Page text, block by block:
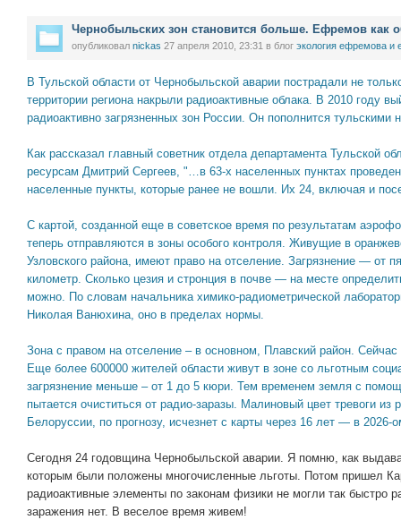
Чернобыльских зон становится больше. Ефремов как
опубликовал nickas 27 апреля 2010, 23:31 в блог экология ефремова и
В Тульской области от Чернобыльской аварии пострадали не
территории региона накрыли радиоактивные облака. В 2010 году
радиоактивно загрязненных зон России. Он пополнится тульскими
Как рассказал главный советник отдела департамента Тульской
ресурсам Дмитрий Сергеев, "…в 63-х населенных пунктах
населенные пункты, которые ранее не вошли. Их 24, включая и
С картой, созданной еще в советское время по результатам
теперь отправляются в зоны особого контроля. Живущие в
Узловского района, имеют право на отселение. Загрязнение — от
километр. Сколько цезия и стронция в почве — на месте
можно. По словам начальника химико-радиометрической
Николая Ванюхина, оно в пределах нормы.
Зона с правом на отселение – в основном, Плавский район.
Еще более 600000 жителей области живут в зоне со льготным
загрязнение меньше – от 1 до 5 кюри. Тем временем земля с
пытается очиститься от радио-заразы. Малиновый цвет тревоги из
Белоруссии, по прогнозу, исчезнет с карты через 16 лет — в 2026-
Сегодня 24 годовщина Чернобыльской аварии. Я помню, как
которым были положены многочисленные льготы. Потом пришел
радиоактивные элементы по законам физики не могли так быстро
заражения нет. В веселое время живем!